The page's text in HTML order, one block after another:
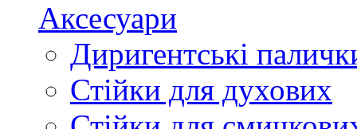
Аксесуари
Диригентські
Стійки для духових